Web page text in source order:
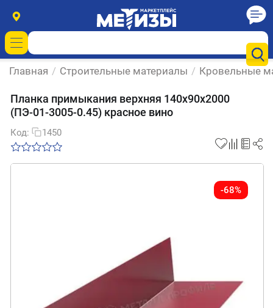
Главная / Строительные материалы / Кровельные
Планка примыкания верхняя 140х90х2000
(ПЭ-01-3005-0.45) красное вино
Код: 1450
-68%